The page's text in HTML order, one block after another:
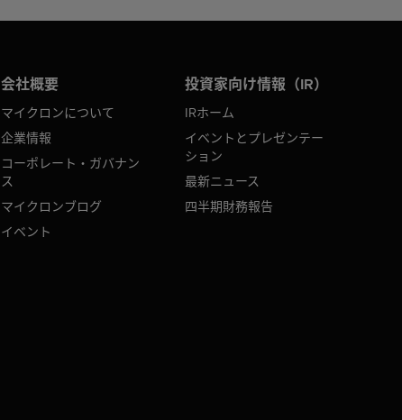
会社概要
マイクロンについて
企業情報
コーポレート・ガバナン
ス
マイクロンブログ
イベント
投資家向け情報（IR）
IRホーム
イベントとプレゼンテー
ション
最新ニュース
四半期財務報告